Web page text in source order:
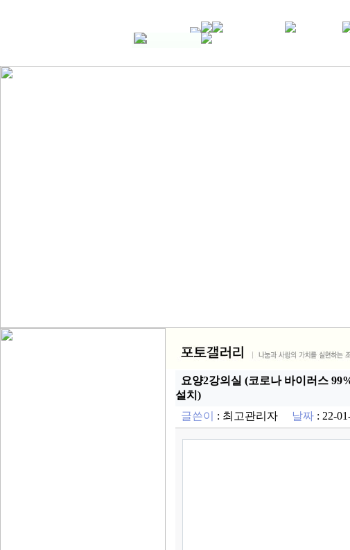
요양2강의실 (코로나 바이러스
설치)
글쓴이
: 최고관리자 날짜: 22-